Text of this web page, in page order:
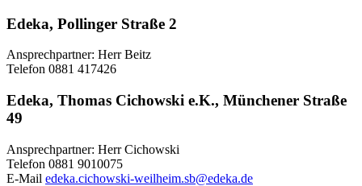
Edeka, Pollinger Straße 2
Ansprechpartner: Herr Beitz
Telefon 0881 417426
Edeka, Thomas Cichowski e.K., Münchener Straße
49
Ansprechpartner: Herr Cichowski
Telefon 0881 9010075
E-Mail edeka.cichowski-weilheim.sb@edeka.de